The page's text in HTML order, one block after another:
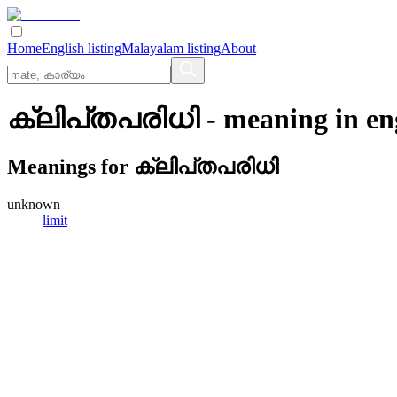
HomeEnglish listingMalayalam listingAbout
ക്ലിപ്‌തപരിധി- meaning in
Meanings for ക്ലിപ്‌തപരിധി
unknown
limit